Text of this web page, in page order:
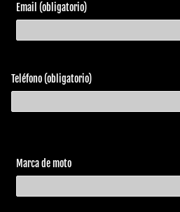
Email (obligatorio)
Teléfono (obligatorio)
Marca de moto